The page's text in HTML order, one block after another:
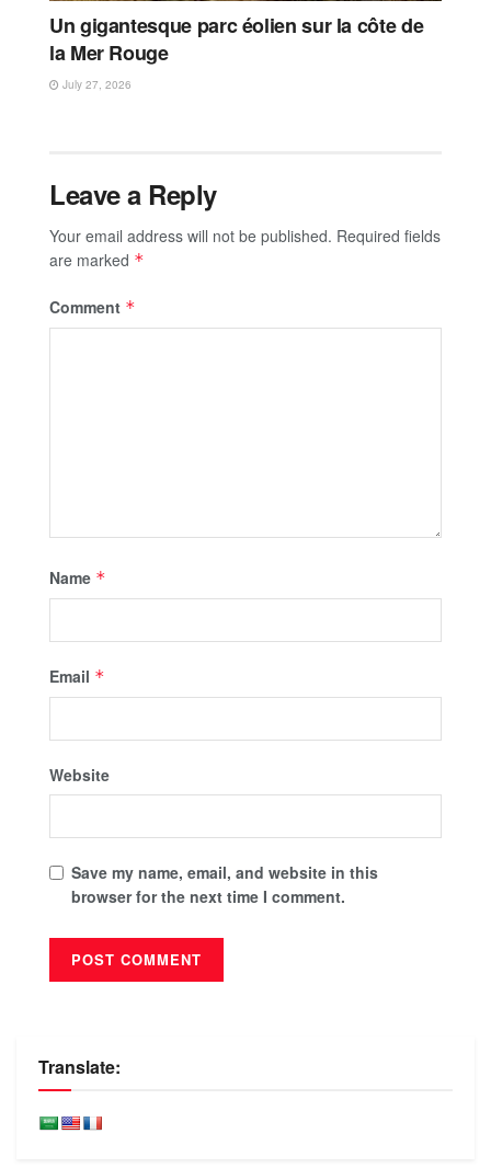
Un gigantesque parc éolien sur la côte de
la Mer Rouge
July 27, 2026
Leave a Reply
Your email address will not be published. Required fields
are marked *
Comment *
Name *
Email *
Website
Save my name, email, and website in this
browser for the next time I comment.
Translate: